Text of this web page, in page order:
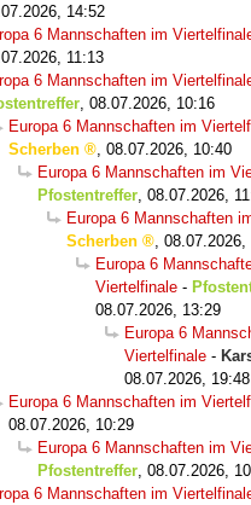
14:52
6 Mannschaften im
11:13
6 Mannschaften im
08.07.2026, 10:16
Europa 6 Mannschaften im
Scherben
08.07.2026, 10:40
Europa 6 Mannschaften im
Pfostentreffer 08.07.2026,
Europa 6 Mannschaften
Scherben
08.07.2026,
Europa 6
Viertelfinale -
08.07.2026, 13:29
Europa 6
Viertelfinale -
08.07.2026, 19:48
Europa 6 Mannschaften im
08.07.2026, 10:29
Europa 6 Mannschaften im
Pfostentreffer 08.07.2026,
6 Mannschaften im